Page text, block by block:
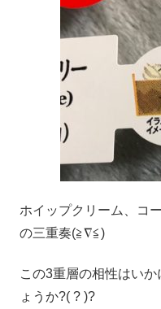
ホイップクリーム、コ
の三重奏(≧∇≦)
この3重層の相性はい
ょうか?( ? )?